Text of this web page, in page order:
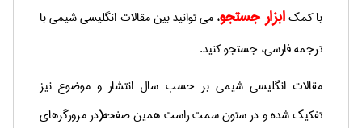
با کمکابزار جستجو، می توانید بین مقالات انگلیسی شیمی با
ترجمه فارسی، جستجو کنید.
مقالات انگلیسی شیمی بر حسب سال انتشار و موضوع نیز
تفکیک شده و در ستون سمت راست همین صفحه(در مرورگرهای